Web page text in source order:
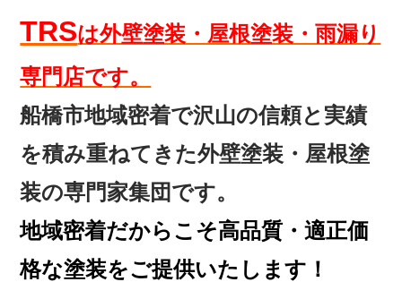
TRSは外壁塗装・屋根塗装・雨漏り
専門店です。
船橋市地域密着で沢山の信頼と実績
を積み重ねてきた外壁塗装・屋根塗
装の専門家集団です。
地域密着だからこそ高品質・適正価
格な塗装をご提供いたします！